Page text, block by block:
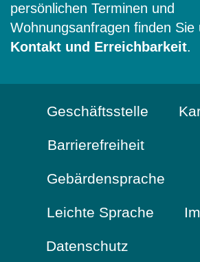
persönlichen Terminen und
Wohnungsanfragen finden Sie
Kontakt und Erreichbarkeit.
Geschäftsstelle
Barrierefreiheit
Gebärdensprache
Leichte Sprache
Datenschutz